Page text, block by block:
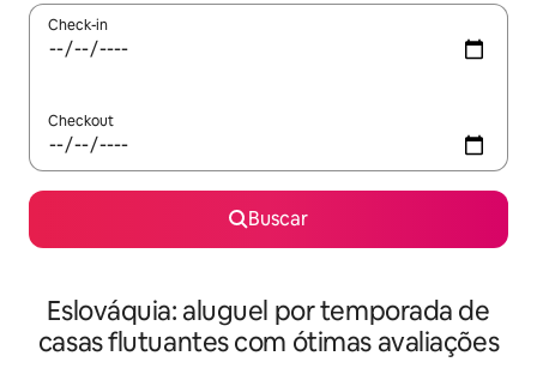
Check-in
Checkout
Buscar
Eslováquia: aluguel por temporada de
casas flutuantes com ótimas avaliações